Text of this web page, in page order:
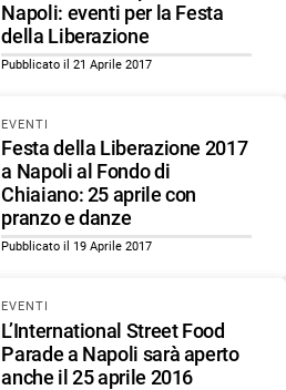
Napoli: eventi per la Festa
della Liberazione
Pubblicato il 21 Aprile 2017
EVENTI
Festa della Liberazione 2017
a Napoli al Fondo di
Chiaiano: 25 aprile con
pranzo e danze
Pubblicato il 19 Aprile 2017
EVENTI
L’International Street Food
Parade a Napoli sarà aperto
anche il 25 aprile 2016